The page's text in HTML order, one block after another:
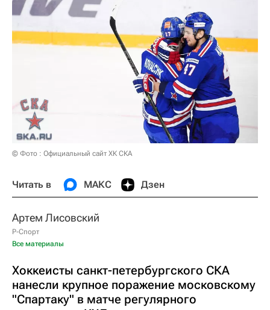
© Фото : Официальный сайт ХК СКА
Читать в МАКС Дзен
Артем Лисовский
Р-Спорт
Все материалы
Хоккеисты санкт-петербургского СКА
нанесли крупное поражение московскому
"Спартаку" в матче регулярного